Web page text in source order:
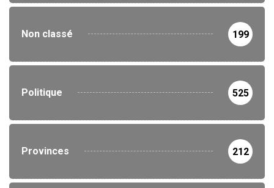
Non classé 199
Politique 525
Provinces 212